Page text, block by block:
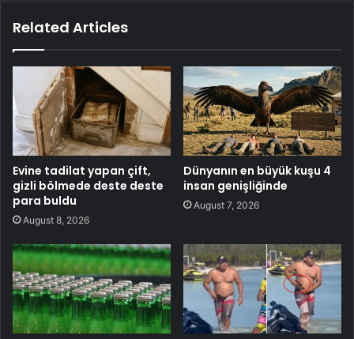
Related Articles
Evine tadilat yapan çift,
gizli bölmede deste deste
para buldu
August 8, 2026
Dünyanın en büyük kuşu 4
insan genişliğinde
August 7, 2026